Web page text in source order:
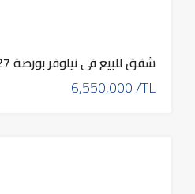
شقق للبيع في نيلوفر بورصة 2027
6,550,000 /TL